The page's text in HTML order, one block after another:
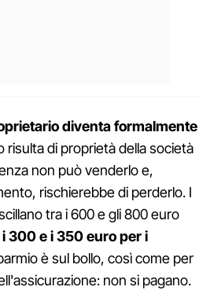
diventa formalmente
risulta di proprietà della società
non può venderlo e,
rischierebbe di perderlo. I
tra i 600 e gli 800 euro
300 e i 350 euro per i
è sul bollo, così come per
non si pagano.